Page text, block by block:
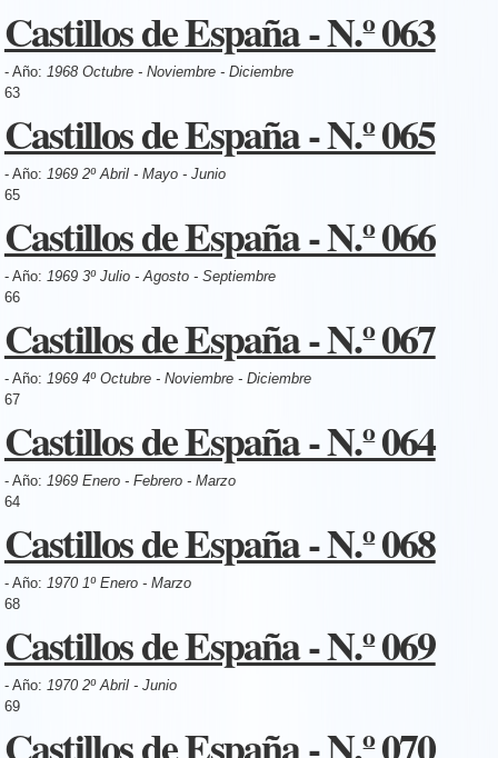
Castillos de España - N.º 063
- Año: 1968 Octubre - Noviembre - Diciembre
63
Castillos de España - N.º 065
- Año: 1969 2º Abril - Mayo - Junio
65
Castillos de España - N.º 066
- Año: 1969 3º Julio - Agosto - Septiembre
66
Castillos de España - N.º 067
- Año: 1969 4º Octubre - Noviembre - Diciembre
67
Castillos de España - N.º 064
- Año: 1969 Enero - Febrero - Marzo
64
Castillos de España - N.º 068
- Año: 1970 1º Enero - Marzo
68
Castillos de España - N.º 069
- Año: 1970 2º Abril - Junio
69